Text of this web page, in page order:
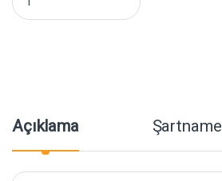
Açıklama Şartname